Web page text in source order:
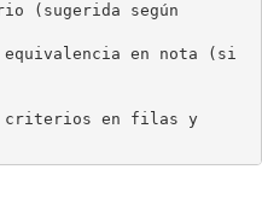
(sugerida según
equivalencia en nota (si
criterios en filas y